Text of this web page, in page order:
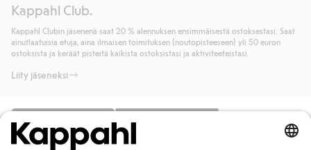
noutopisteeseen tai pakettiautomaattiin ja PostNordin
kotiinkuljetuksella 6,99 €, riippumatta ostosummasta.
Lue lisää
Lisätietoja Klarnan maksuehdoista
Lue lisää
Kappahl Club.
Kappahl Clubin jäsenenä saat 20 % alennuksen ensimmäisestä ostoksestasi. Saat
ainutlaatuisia etuja, aina ilmaisen toimituksen (noutopisteeseen) yli 50 euron
ostoksista ja keräät pisteitä kaikista ostoksistasi ja aktiviteeteistasi.
Liity jäseneksi